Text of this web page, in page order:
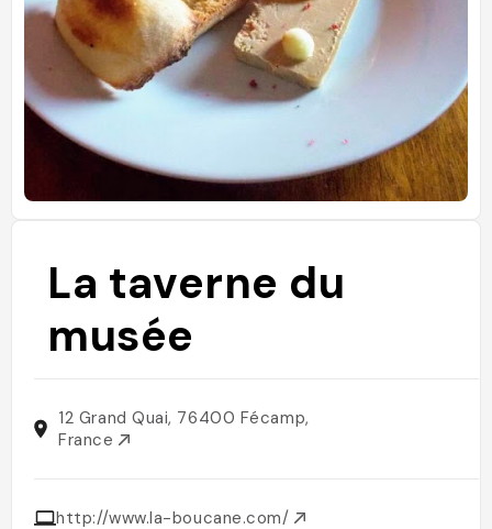
La taverne du
musée
12 Grand Quai, 76400 Fécamp,
France
http://www.la-boucane.com/